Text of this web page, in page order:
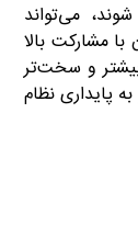
می‌تواند
با مشارکت بالا
و سخت‌تر
پایداری نظام